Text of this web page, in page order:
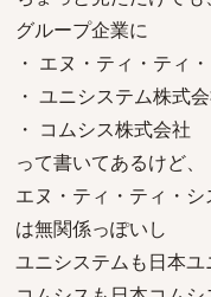
グループ企業に
・ エヌ・ティ・ティ
・ ユニシステム株式
・ コムシス株式会社
って書いてあるけど、
エヌ・ティ・ティ・
は無関係っぽいし
ユニシステムも日本